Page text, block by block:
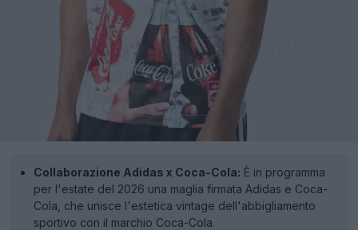
Collaborazione Adidas x Coca-Cola: È in programma
per l'estate del 2026 una maglia firmata Adidas e Coca-
Cola, che unisce l'estetica vintage dell'abbigliamento
sportivo con il marchio Coca-Cola.